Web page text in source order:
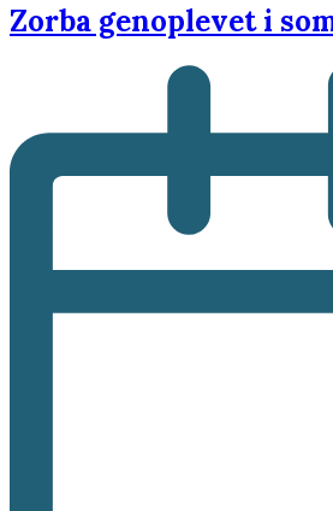
Zorba genoplevet i